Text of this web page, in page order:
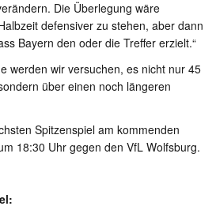
Die Überlegung wäre
defensiver zu stehen, aber dann
Bayern den oder die Treffer erzielt.“
werden wir versuchen, es nicht nur 45
über einen noch längeren
Spitzenspiel am kommenden
18:30 Uhr gegen den VfL Wolfsburg.